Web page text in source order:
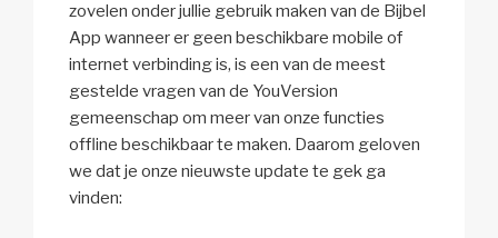
p
t
i
o
n
zovelen onder jullie gebruik maken van de Bijbel
App wanneer er geen beschikbare mobile of
internet verbinding is, is een van de meest
gestelde vragen van de YouVersion
gemeenschap om meer van onze functies
offline beschikbaar te maken. Daarom geloven
we dat je onze nieuwste update te gek ga
vinden: